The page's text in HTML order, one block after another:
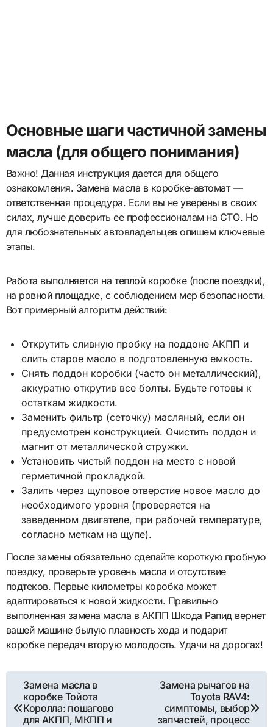
Основные шаги частичной замены
масла (для общего понимания)
Важно! Данная инструкция дается для общего
ознакомления. Замена масла в коробке-автомат —
ответственная процедура. Если вы не уверены в своих
силах, лучше доверить ее профессионалам на СТО. Но
для любознательных автовладельцев опишем ключевые
этапы.
Работа выполняется на теплой коробке (после поездки),
на ровной площадке, с соблюдением мер безопасности.
Вот примерный алгоритм действий:
Открутить сливную пробку на поддоне АКПП и
слить старое масло в подготовленную емкость.
Снять поддон коробки (часто он металлический),
аккуратно открутив все болты. Будьте готовы к
остаткам жидкости.
Заменить фильтр (сеточку) масляный, если он
предусмотрен конструкцией. Очистить поддон и
магнит от металлической стружки.
Установить чистый поддон на место с новой
герметичной прокладкой.
Залить через щуповое отверстие новое масло до
необходимого уровня (проверяется на
заведенном двигателе, при рабочей температуре,
согласно меткам на щупе).
После замены обязательно сделайте короткую пробную
поездку, проверьте уровень масла и отсутствие
подтеков. Первые километры коробка может
адаптироваться к новой жидкости. Правильно
выполненная замена масла в АКПП Шкода Рапид вернет
вашей машине былую плавность хода и подарит
коробке передач вторую молодость. Удачи на дорогах!
Навигация
по
Замена масла в
коробке Тойота
Королла: пошагово
для АКПП, МКПП и
Замена рычагов на
Toyota RAV4:
симптомы, выбор
запчастей, процесс